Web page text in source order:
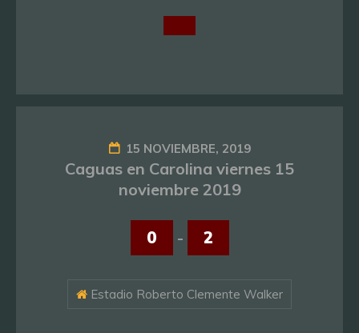
15 NOVIEMBRE, 2019
Caguas en Carolina viernes 15
noviembre 2019
0 - 2
Estadio Roberto Clemente Walker